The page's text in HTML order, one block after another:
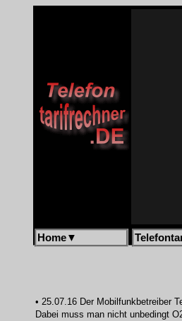
Home▼
• 25.07.16 Der Mobilfunkbetreiber
Dabei muss man nicht unbedingt